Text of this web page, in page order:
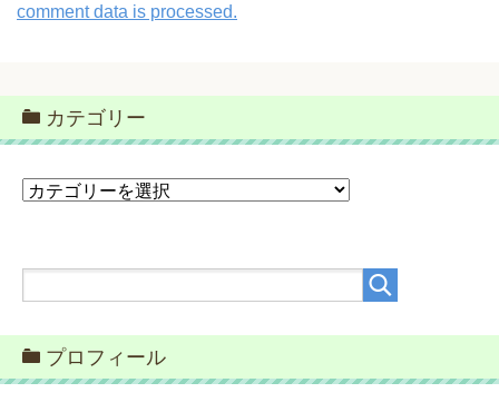
comment data is processed.
カテゴリー
カ
プロフィール